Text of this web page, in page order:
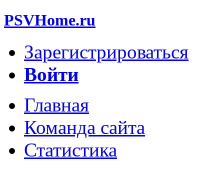
PSVHome.ru
Зарегистрироваться
Войти
Главная
Команда сайта
Статистика